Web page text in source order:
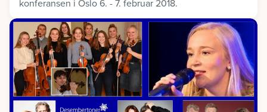
konferansen i Oslo 6. - 7. februar 2018.